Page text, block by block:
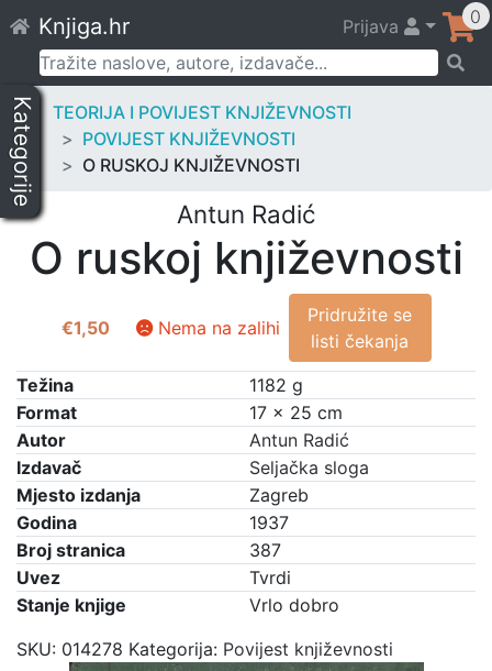
to
content
Knjiga.hr Prijava 0
Pretraži:
Kategorije
TEORIJA I POVIJEST KNJIŽEVNOSTI
POVIJEST KNJIŽEVNOSTI
O RUSKOJ KNJIŽEVNOSTI
Antun Radić
O ruskoj književnosti
€1,50 Nema na zalihi
Pridružite se
listi čekanja
Težina
1182 g
Format
17 × 25 cm
Autor
Antun Radić
Izdavač
Seljačka sloga
Mjesto izdanja
Zagreb
Godina
1937
Broj stranica
387
Uvez
Tvrdi
Stanje knjige
Vrlo dobro
SKU: 014278 Kategorija: Povijest književnosti